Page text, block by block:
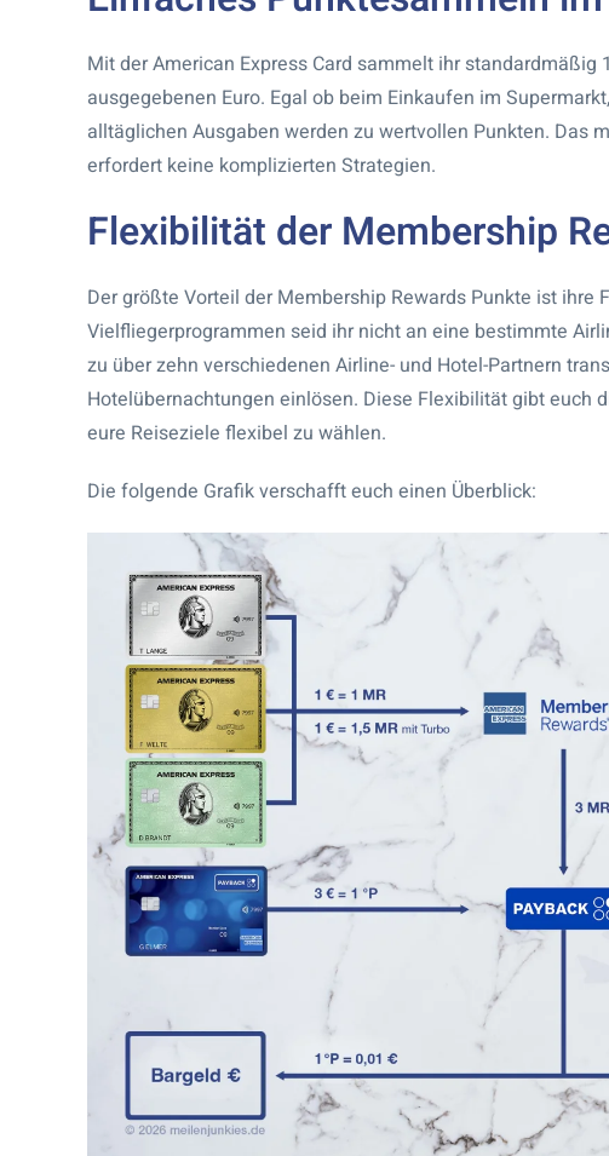
Mit der American Express Card sammelt ihr
ausgegebenen Euro. Egal ob beim Einkaufen im
alltäglichen Ausgaben werden zu wertvollen Punkten. Das
erfordert keine komplizierten Strategien.
Flexibilität der Membership
Der größte Vorteil der Membership Rewards Punkte ist ihre
Vielfliegerprogrammen seid ihr nicht an eine bestimmte
zu über zehn verschiedenen Airline- und Hotel-Partnern
Hotelübernachtungen einlösen. Diese Flexibilität gibt euch
eure Reiseziele flexibel zu wählen.
Die folgende Grafik verschafft euch einen Überblick: